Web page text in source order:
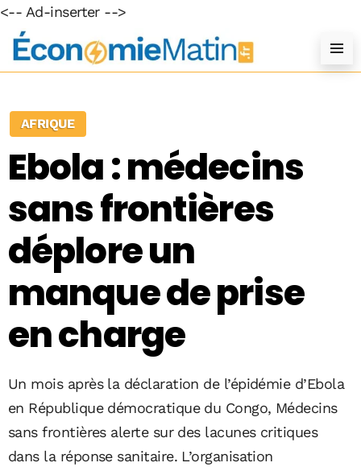
<-- Ad-inserter -->
AFRIQUE
Ebola : médecins
sans frontières
déplore un
manque de prise
en charge
Un mois après la déclaration de l’épidémie d’Ebola
en République démocratique du Congo, Médecins
sans frontières alerte sur des lacunes critiques
dans la réponse sanitaire. L’organisation